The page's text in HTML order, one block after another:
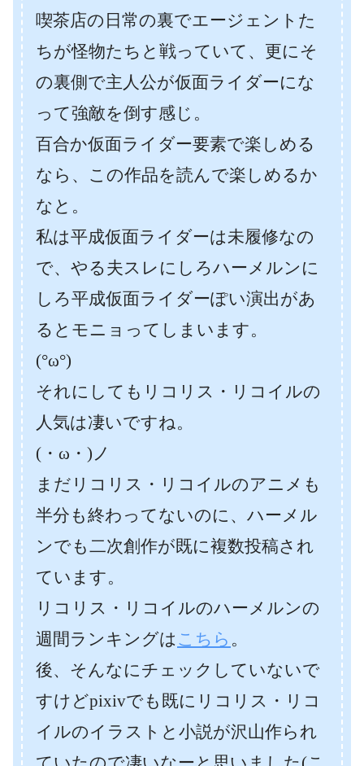
喫茶店の日常の裏でエージェントた
ちが怪物たちと戦っていて、更にそ
の裏側で主人公が仮面ライダーにな
って強敵を倒す感じ。
百合か仮面ライダー要素で楽しめる
なら、この作品を読んで楽しめるか
なと。
私は平成仮面ライダーは未履修なの
で、やる夫スレにしろハーメルンに
しろ平成仮面ライダーぽい演出があ
るとモニョってしまいます。
(°ω°)
それにしてもリコリス・リコイルの
人気は凄いですね。
(・ω・)ノ
まだリコリス・リコイルのアニメも
半分も終わってないのに、ハーメル
ンでも二次創作が既に複数投稿され
ています。
リコリス・リコイルのハーメルンの
週間ランキングは こちら 。
後、そんなにチェックしていないで
すけどpixivでも既にリコリス・リコ
イルのイラストと小説が沢山作られ